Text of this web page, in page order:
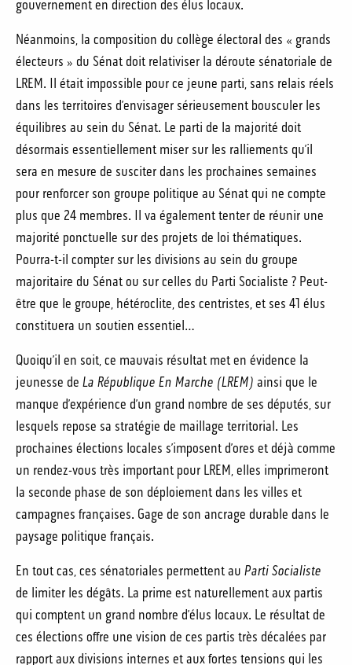
gouvernement en direction des élus locaux.
Néanmoins, la composition du collège électoral des « grands
électeurs » du Sénat doit relativiser la déroute sénatoriale de
LREM. Il était impossible pour ce jeune parti, sans relais réels
dans les territoires d’envisager sérieusement bousculer les
équilibres au sein du Sénat. Le parti de la majorité doit
désormais essentiellement miser sur les ralliements qu’il
sera en mesure de susciter dans les prochaines semaines
pour renforcer son groupe politique au Sénat qui ne compte
plus que 24 membres. Il va également tenter de réunir une
majorité ponctuelle sur des projets de loi thématiques.
Pourra-t-il compter sur les divisions au sein du groupe
majoritaire du Sénat ou sur celles du Parti Socialiste ? Peut-
être que le groupe, hétéroclite, des centristes, et ses 41 élus
constituera un soutien essentiel…
Quoiqu’il en soit, ce mauvais résultat met en évidence la
jeunesse de La République En Marche (LREM) ainsi que le
manque d’expérience d’un grand nombre de ses députés, sur
lesquels repose sa stratégie de maillage territorial. Les
prochaines élections locales s’imposent d’ores et déjà comme
un rendez-vous très important pour LREM, elles imprimeront
la seconde phase de son déploiement dans les villes et
campagnes françaises. Gage de son ancrage durable dans le
paysage politique français.
En tout cas, ces sénatoriales permettent au Parti Socialiste
de limiter les dégâts. La prime est naturellement aux partis
qui comptent un grand nombre d’élus locaux. Le résultat de
ces élections offre une vision de ces partis très décalées par
rapport aux divisions internes et aux fortes tensions qui les